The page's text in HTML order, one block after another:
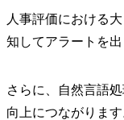
人事評価における
知してアラートを出
さらに、自然言語
向上につながります